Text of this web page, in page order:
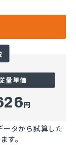
量単価
円
タから試算した
す。